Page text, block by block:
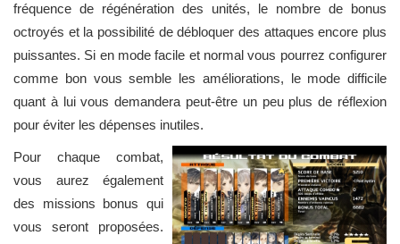
fréquence de régénération des unités, le nombre de bonus
octroyés et la possibilité de débloquer des attaques encore plus
puissantes. Si en mode facile et normal vous pourrez configurer
comme bon vous semble les améliorations, le mode difficile
quant à lui vous demandera peut-être un peu plus de réflexion
pour éviter les dépenses inutiles.
Pour chaque combat,
vous aurez également
des missions bonus qui
vous seront proposées.